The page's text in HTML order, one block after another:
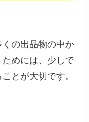
の出品物の中か
めには、少しで
とが大切です。